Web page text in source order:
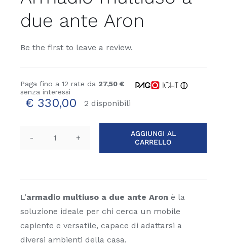
due ante Aron
Be the first to leave a review.
€330,00
Paga fino a 12 rate da 27,50 €
senza interessi
ⓘ
2 disponibili
ante
Aron
quantità
AGGIUNGI AL
CARRELLO
L’armadio multiuso a due ante Aron è la
soluzione ideale per chi cerca un mobile
capiente e versatile, capace di adattarsi a
diversi ambienti della casa.